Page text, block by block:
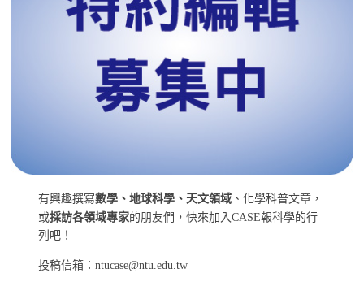
有興趣撰寫數學、地球科學、天文領域 、化學科普文章，
或採訪各領域專家的朋友們，快來加入CASE報科學的行
列吧！
投稿信箱：ntucase@ntu.edu.tw